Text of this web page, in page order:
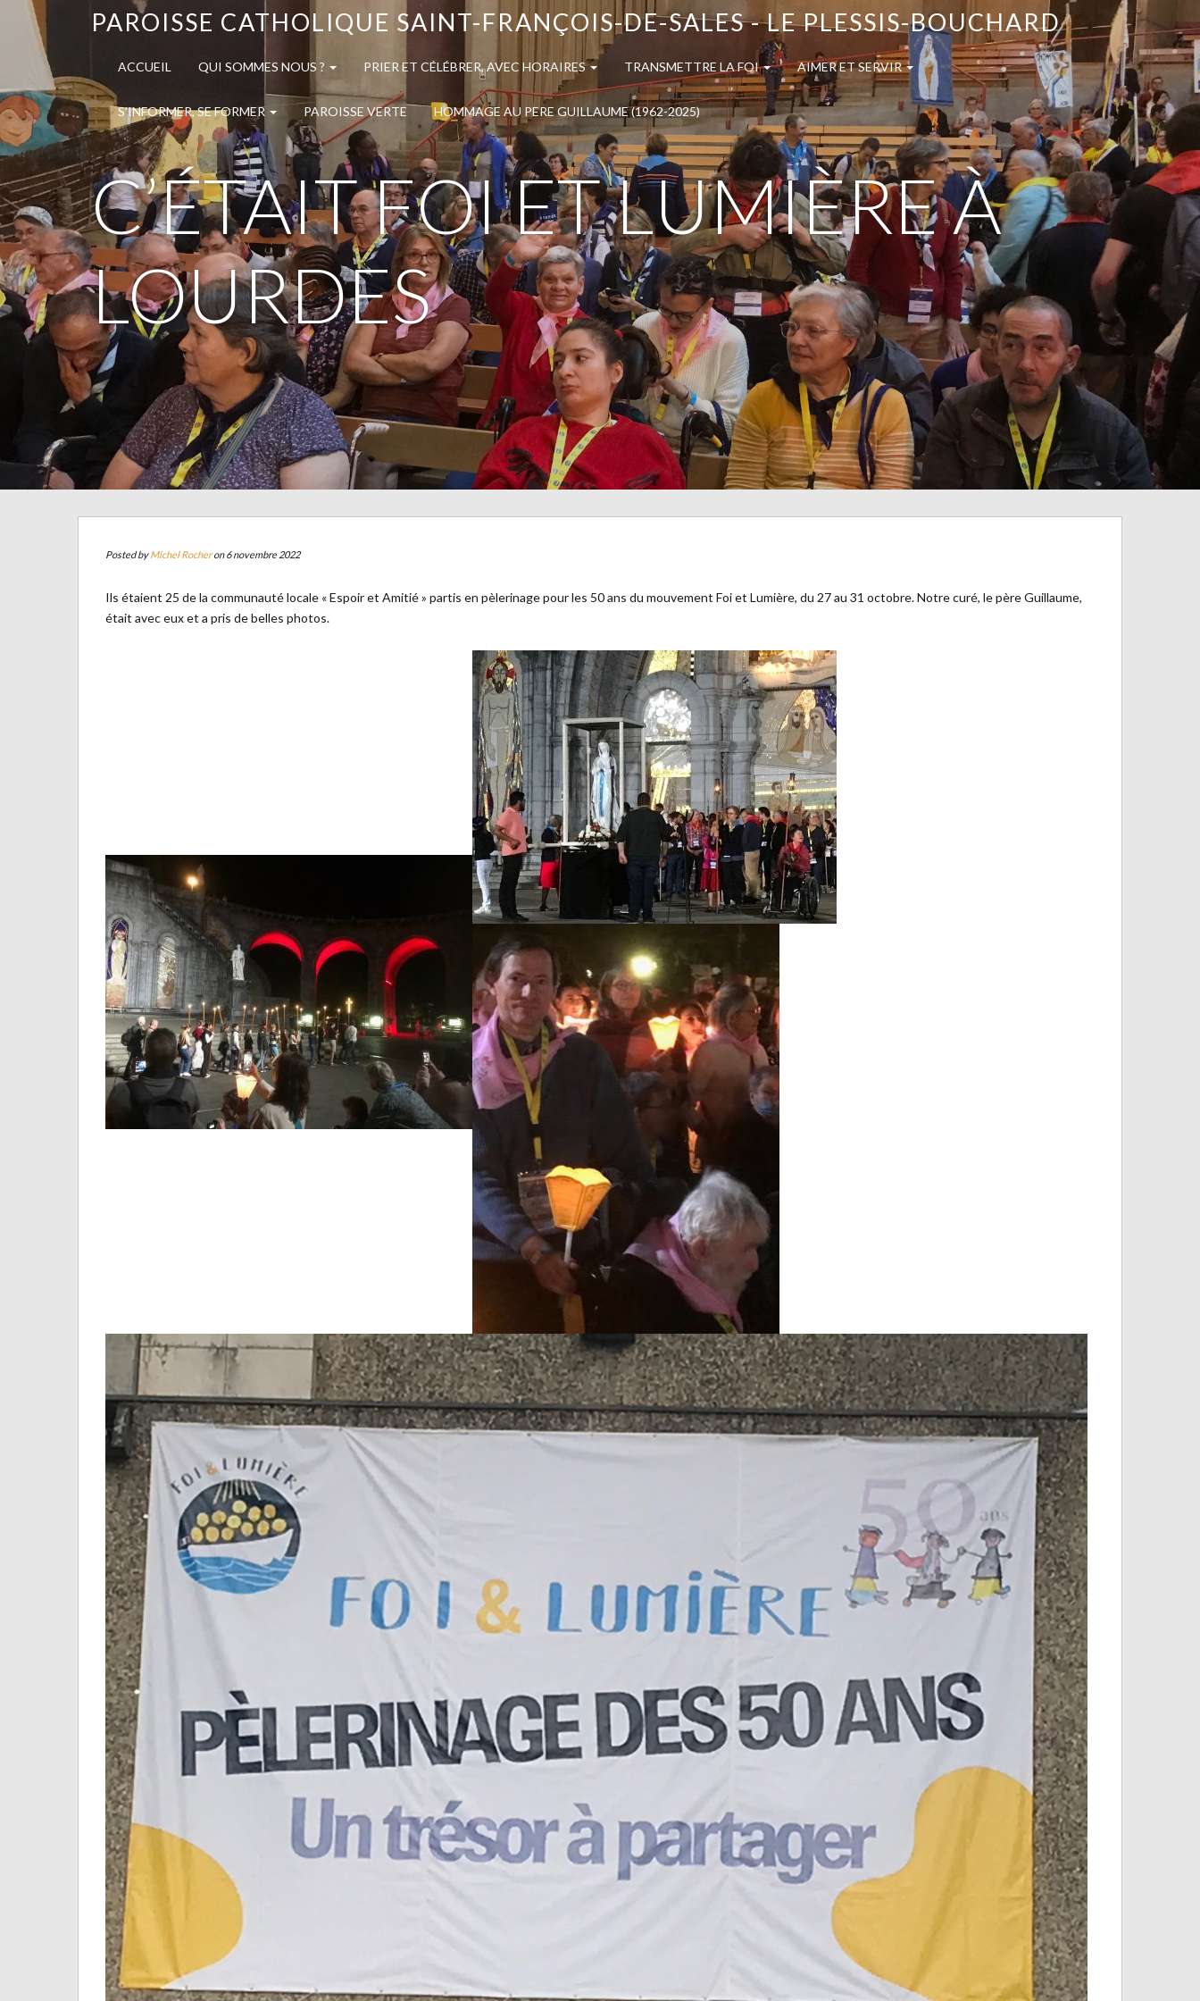
PAROISSE CATHOLIQUE SAINT-FRANÇOIS-DE-SALES - LE PLESSIS-BOUCHARD
ACCUEIL QUI SOMMES NOUS ? PRIER ET CÉLÉBRER, AVEC HORAIRES TRANSMETTRE LA FOI AIMER ET SERVIR
S’INFORMER, SE FORMER PAROISSE VERTE HOMMAGE AU PERE GUILLAUME (1962-2025)
C’ÉTAIT FOI ET LUMIÈRE À
LOURDES
Posted byMichel Rocheron 6 novembre 2022
Ils étaient 25 de la communauté locale « Espoir et Amitié » partis en pèlerinage pour les 50 ans du mouvement Foi et Lumière, du 27 au 31 octobre. Notre curé, le père Guillaume,
était avec eux et a pris de belles photos.